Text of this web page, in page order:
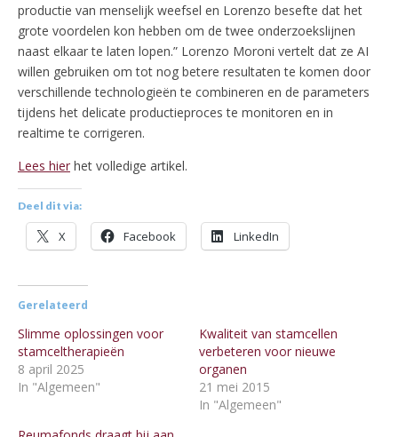
productie van menselijk weefsel en Lorenzo besefte dat het
grote voordelen kon hebben om de twee onderzoekslijnen
naast elkaar te laten lopen.” Lorenzo Moroni vertelt dat ze AI
willen gebruiken om tot nog betere resultaten te komen door
verschillende technologieën te combineren en de parameters
tijdens het delicate productieproces te monitoren en in
realtime te corrigeren.
Lees hier het volledige artikel.
Deel dit via:
X Facebook LinkedIn
Gerelateerd
Slimme oplossingen voor
stamceltherapieën
8 april 2025
In "Algemeen"
Kwaliteit van stamcellen
verbeteren voor nieuwe
organen
21 mei 2015
In "Algemeen"